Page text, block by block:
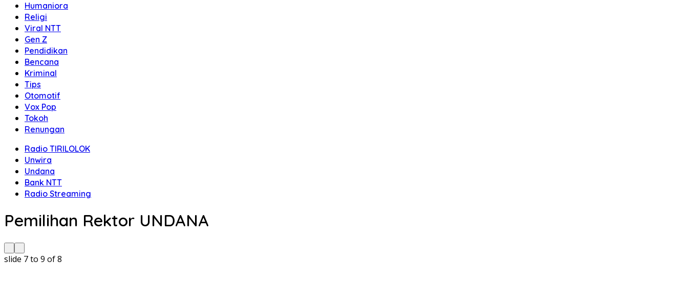
Humaniora
Religi
Viral NTT
Gen Z
Pendidikan
Bencana
Kriminal
Tips
Otomotif
Vox Pop
Tokoh
Renungan
Radio TIRILOLOK
Unwira
Undana
Bank NTT
Radio Streaming
Pemilihan Rektor UNDANA
slide 7 to 9 of 8